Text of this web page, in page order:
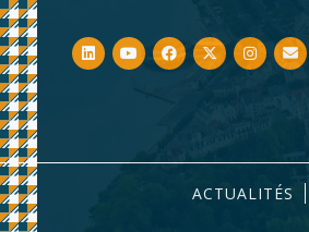
ACTUALITÉS